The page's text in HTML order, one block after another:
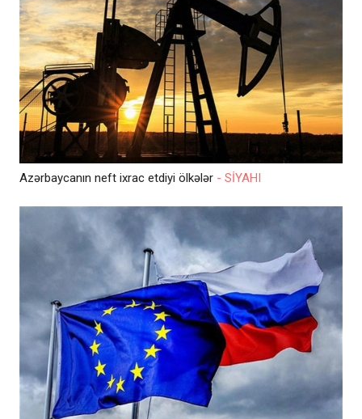
Azərbaycanın neft ixrac etdiyi ölkələr - SİYAHI